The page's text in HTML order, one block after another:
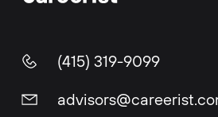
(415) 319-9099